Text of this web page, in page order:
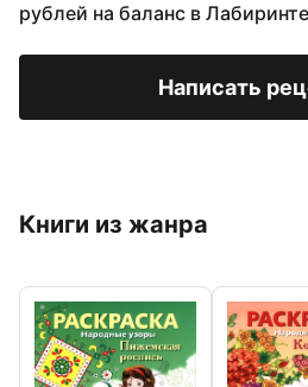
рублей на баланс в
Написать
Книги из жанра